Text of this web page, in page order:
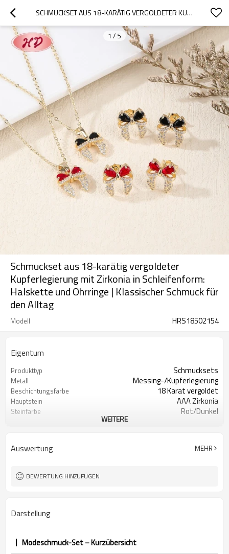
SCHMUCKSET AUS 18-KARÄTIG VERGOLDETER KUPFERLEGIERUNG MIT ZIRKONIA IN SCHLEIFENFORM: HALSKETTE UND OHRRINGE | KLASSISCHER SCHMUCK FÜR DEN ALLTAG
1 / 5
Schmuckset aus 18-karätig vergoldeter
Kupferlegierung mit Zirkonia in Schleifenform:
Halskette und Ohrringe | Klassischer Schmuck für
den Alltag
Modell HRS18502154
Eigentum
Produkttyp Schmucksets
Metall Messing-/Kupferlegierung
Beschichtungsfarbe 18 Karat vergoldet
Hauptstein AAA Zirkonia
Steinfarbe Rot/Dunkel
WEITERE
Auswertung MEHR
BEWERTUNG HINZUFÜGEN
Darstellung
Modeschmuck-Set – Kurzübersicht